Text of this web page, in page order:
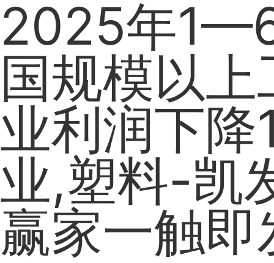
2025年
国规模以上
业利润下降
业,塑料-凯
赢家一触即